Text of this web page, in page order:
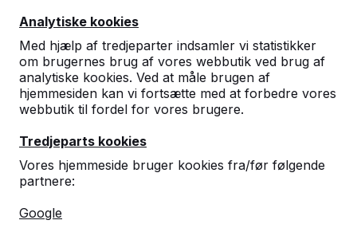
Analytiske kookies
Med hjælp af tredjeparter indsamler vi statistikker
om brugernes brug af vores webbutik ved brug af
analytiske kookies. Ved at måle brugen af
hjemmesiden kan vi fortsætte med at forbedre vores
webbutik til fordel for vores brugere.
Tredjeparts kookies
Vores hjemmeside bruger kookies fra/før følgende
partnere:
Google
Bundplade til
bordtennisbord